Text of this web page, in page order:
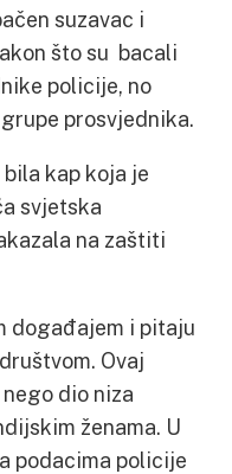
suzavac i
što su bacali
policije, no
prosvjednika.
kap koja je
svjetska
na zaštiti
događajem i pitaju
Ovaj
dio niza
ženama. U
podacima policije